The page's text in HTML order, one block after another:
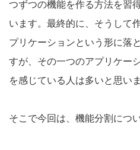
つずつの機能を作る方法を習
います。最終的に、そうして
プリケーションという形に落
すが、その一つのアプリケー
を感じている人は多いと思いま
そこで今回は、機能分割につ